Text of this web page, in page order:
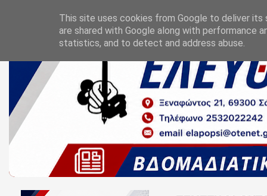
This site uses cookies from Google to deliver its
are shared with Google along with performance
statistics, and to detect and address abuse.